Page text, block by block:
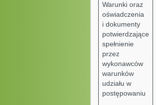
Warunki oraz
oświadczenia
i dokumenty
potwierdzające
spełnienie
przez
wykonawców
warunków
udziału w
postępowaniu